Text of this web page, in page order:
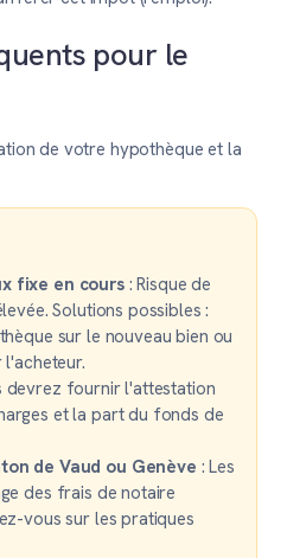
pour le
de votre hypothèque et la
fixe en cours: Risque de
Solutions possibles :
sur le nouveau bien ou
devrez fournir l'attestation
et la part du fonds de
de Vaud ou Genève : Les
des frais de notaire
vous sur les pratiques